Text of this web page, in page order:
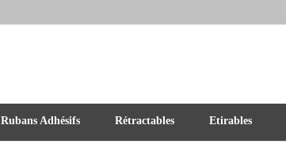
Rubans Adhésifs Rétractables Etirables